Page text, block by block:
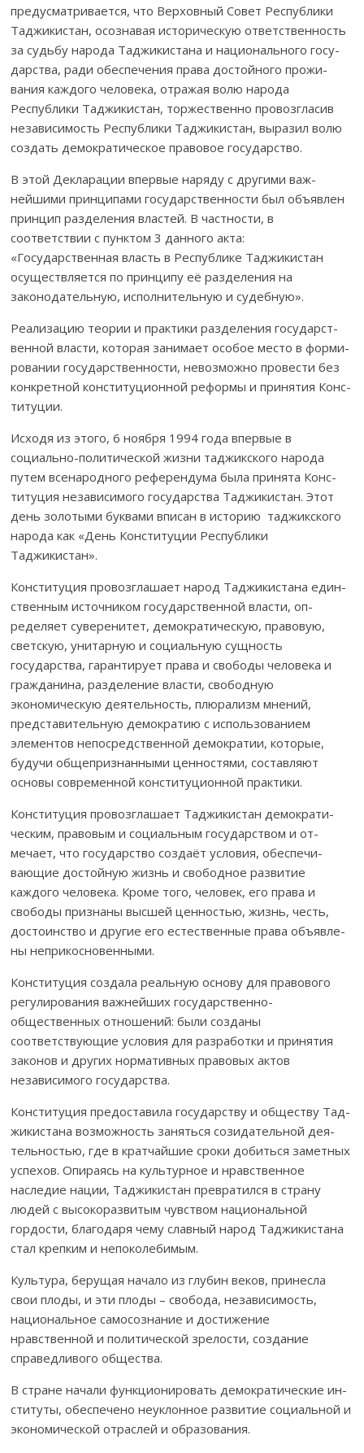
предус­мат­ри­вается, что Верховный Совет Респуб­лики
Таджикистан, осознавая историческую ответствен­ность
за судьбу народа Таджикистана и национального госу­
дарства, ради обеспечения права достойного прожи­
вания каждого человека, отражая волю народа
Республики Тад­жикистан, торжественно провозгласив
независимость Рес­­пуб­лики Таджикистан, выразил волю
создать демок­ра­ти­ческое правовое государство.
В этой Декларации впервые наряду с другими важ­
нейшими прин­ципами государственности был объявлен
принцип разделения властей. В частности, в
соответствии с пун­ктом 3 данного акта:
«Государственная власть в Рес­пуб­лике Таджикистан
осуществляется по принципу её раз­де­ления на
законодательную, исполнительную и судеб­ную».
Реализацию теории и практики разделения государст­
вен­ной власти, которая занимает особое место в фор­ми­
ровании госу­дарст­венности, невоз­можно провести без
кон­кретной конституционной реформы и принятия Конс­
ти­туции.
Исходя из этого, 6 ноября 1994 года впервые в
социально-поли­тической жизни таджикского народа
путем все­народного референдума была принята Конс­
титуция незави­симого государства Таджикистан. Этот
день золотыми бук­вами вписан в историю таджикского
народа как «День Конституции Республики
Таджикистан».
Конституция провозглашает народ Таджикистана еди­н­­
ст­венным ис­точ­ником государственной власти, оп­
ределяет суверенитет, демок­ра­тичес­кую, правовую,
свет­скую, унитарную и социальную сущность
государства, гаран­тирует права и свободы человека и
гражданина, раз­деление власти, сво­бод­ную
экономическую деятельность, пл­юрализм мнений,
представительную де­мократию с исполь­зованием
элементов непосредственной демократии, ко­­то­рые,
будучи общепризнанными ценностями, состав­ляют
основы совре­менной конституционной практики.
Конституция провозглашает Таджикистан демок­ра­ти­
ческим, пра­­­вовым и социальным государством и от­
мечает, что государство создаёт ус­ловия, обес­пе­чи­
вающие достойную жизнь и свободное развитие
каждого че­ловека. Кроме того, человек, его права и
свободы признаны высшей цен­ностью, жизнь, честь,
достоинство и другие его естест­вен­­­ные права объяв­ле­
ны неп­рикосновенными.
Конституция создала реальную основу для правового
ре­гу­лиро­вания важнейших государ­ственно-
общественных от­но­шений: были созданы
соответствующие условия для раз­ра­ботки и принятия
законов и других нормативных пра­вовых актов
независимого государства.
Конституция предоставила государству и обществу Тад­
жикистана воз­­можность заняться созидательной дея­
тель­­ностью, где в кратчайшие сро­ки добиться заметных
ус­­пехов. Опираясь на культурное и нрав­ственное
наследие нации, Таджикистан прев­ратился в страну
людей с вы­соко­раз­витым чувством национальной
гордости, благодаря чему славный на­род Таджикистана
стал крепким и непо­ко­лебимым.
Культура, берущая начало из глубин веков, принесла
свои плоды, и эти плоды – свобода, независимость,
наци­о­нал­ьное самосознание и дости­же­ни­е
нравственной и поли­ти­ческой зрелости, создание
справедливого общес­тва.
В стране начали функционировать демократические ин­
ституты, обес­печено неуклонное развитие социальной и
эко­номической отраслей и обра­зования.